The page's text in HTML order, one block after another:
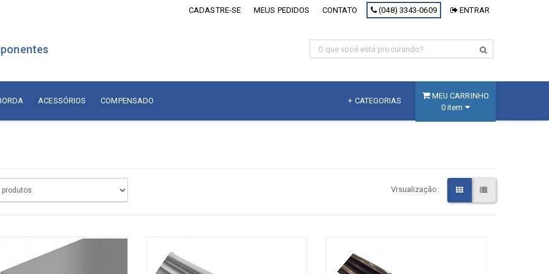
CADASTRE-SE MEUS PEDIDOS CONTATO (048) 3343-0609 ENTRAR
ACESSÓRIOS COMPENSADO
MEU CARRINHO
0 item
+ CATEGORIAS
Compensado Naval Revestido
MDF DecorativoVisualização: